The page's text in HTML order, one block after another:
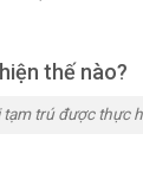
thế nào?
trú được thực